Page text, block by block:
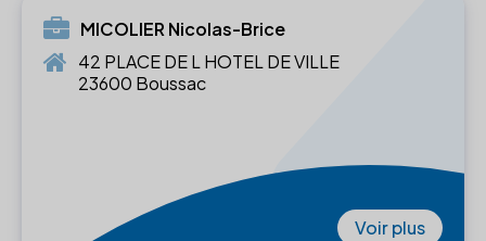
MICOLIER Nicolas-Brice
42 PLACE DE L HOTEL DE VILLE
23600 Boussac
Voir plus